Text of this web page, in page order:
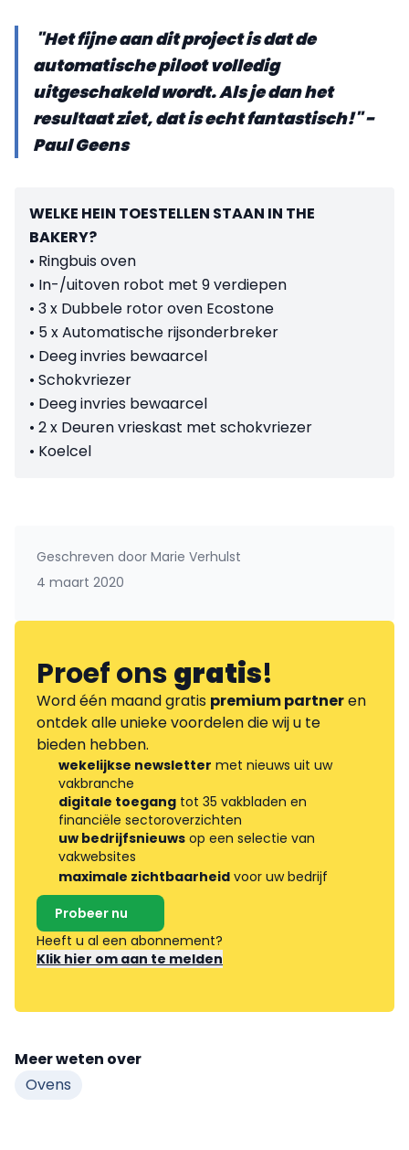
"Het fijne aan dit project is dat de
automatische piloot volledig
uitgeschakeld wordt. Als je dan het
resultaat ziet, dat is echt fantastisch!" -
Paul Geens
WELKE HEIN TOESTELLEN STAAN IN THE
BAKERY?
• Ringbuis oven
• In-/uitoven robot met 9 verdiepen
• 3 x Dubbele rotor oven Ecostone
• 5 x Automatische rijsonderbreker
• Deeg invries bewaarcel
• Schokvriezer
• Deeg invries bewaarcel
• 2 x Deuren vrieskast met schokvriezer
• Koelcel
Geschreven door Marie Verhulst
4 maart 2020
Proef onsgratis!
Word één maand gratis premium partneren
ontdek alle unieke voordelen die wij u te
bieden hebben.
wekelijkse newsletter met nieuws uit uw
vakbranche
digitale toegang tot 35 vakbladen en
financiële sectoroverzichten
uw bedrijfsnieuws op een selectie van
vakwebsites
maximale zichtbaarheid voor uw bedrijf
Probeer nu
Heeft u al een abonnement?
Klik hier om aan te melden
Meer weten over
Ovens